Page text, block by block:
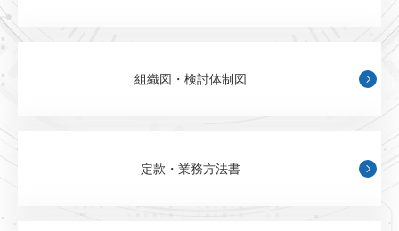
組織図・検討体制図
定款・業務方法書